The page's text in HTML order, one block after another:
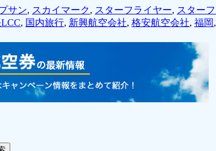
サン, スカイマーク, スターフライヤー, スター
, 国内旅行, 新興航空会社, 格安航空会社, 福岡,